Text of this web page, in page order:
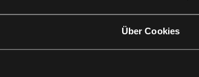
Über Cookies